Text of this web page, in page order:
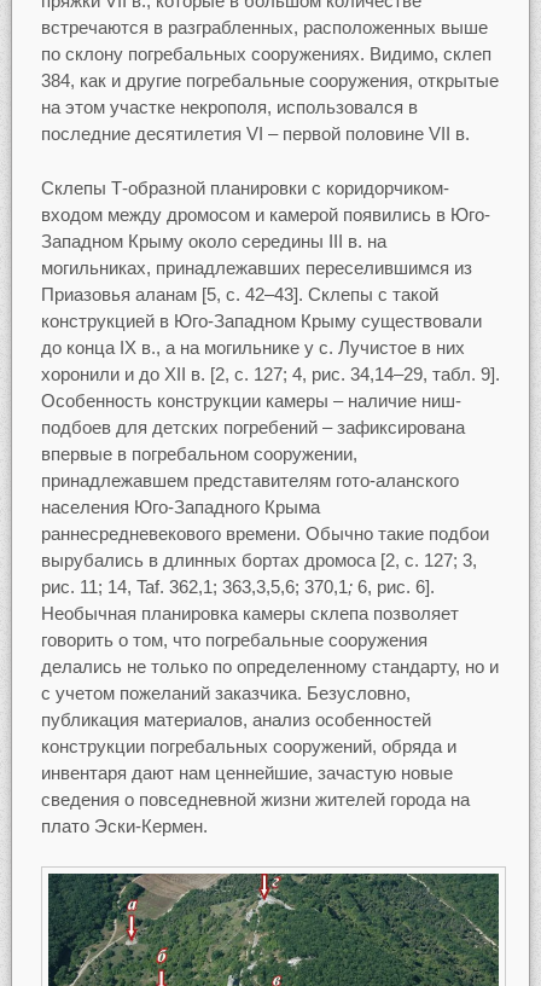
встречаются в разграбленных, расположенных выше
по склону погребальных сооружениях. Видимо, склеп
384, как и другие погребальные сооружения, открытые
на этом участке некрополя, использовался в
последние десятилетия VI – первой половине VII в.
Склепы Т-образной планировки с коридорчиком-
входом между дромосом и камерой появились в Юго-
Западном Крыму около середины III в. на
могильниках, принадлежавших переселившимся из
Приазовья аланам [5, с. 42–43]. Склепы с такой
конструкцией в Юго-Западном Крыму существовали
до конца IX в., а на могильнике у с. Лучистое в них
хоронили и до XII в. [2, с. 127; 4, рис. 34,14–29, табл. 9].
Особенность конструкции камеры – наличие ниш-
подбоев для детских погребений – зафиксирована
впервые в погребальном сооружении,
принадлежавшем представителям гото-аланского
населения Юго-Западного Крыма
раннесредневекового времени. Обычно такие подбои
вырубались в длинных бортах дромоса [2, с. 127; 3,
рис. 11; 14, Taf. 362,1; 363,3,5,6; 370,1; 6, рис. 6].
Необычная планировка камеры склепа позволяет
говорить о том, что погребальные сооружения
делались не только по определенному стандарту, но и
с учетом пожеланий заказчика. Безусловно,
публикация материалов, анализ особенностей
конструкции погребальных сооружений, обряда и
инвентаря дают нам ценнейшие, зачастую новые
сведения о повседневной жизни жителей города на
плато Эски-Кермен.